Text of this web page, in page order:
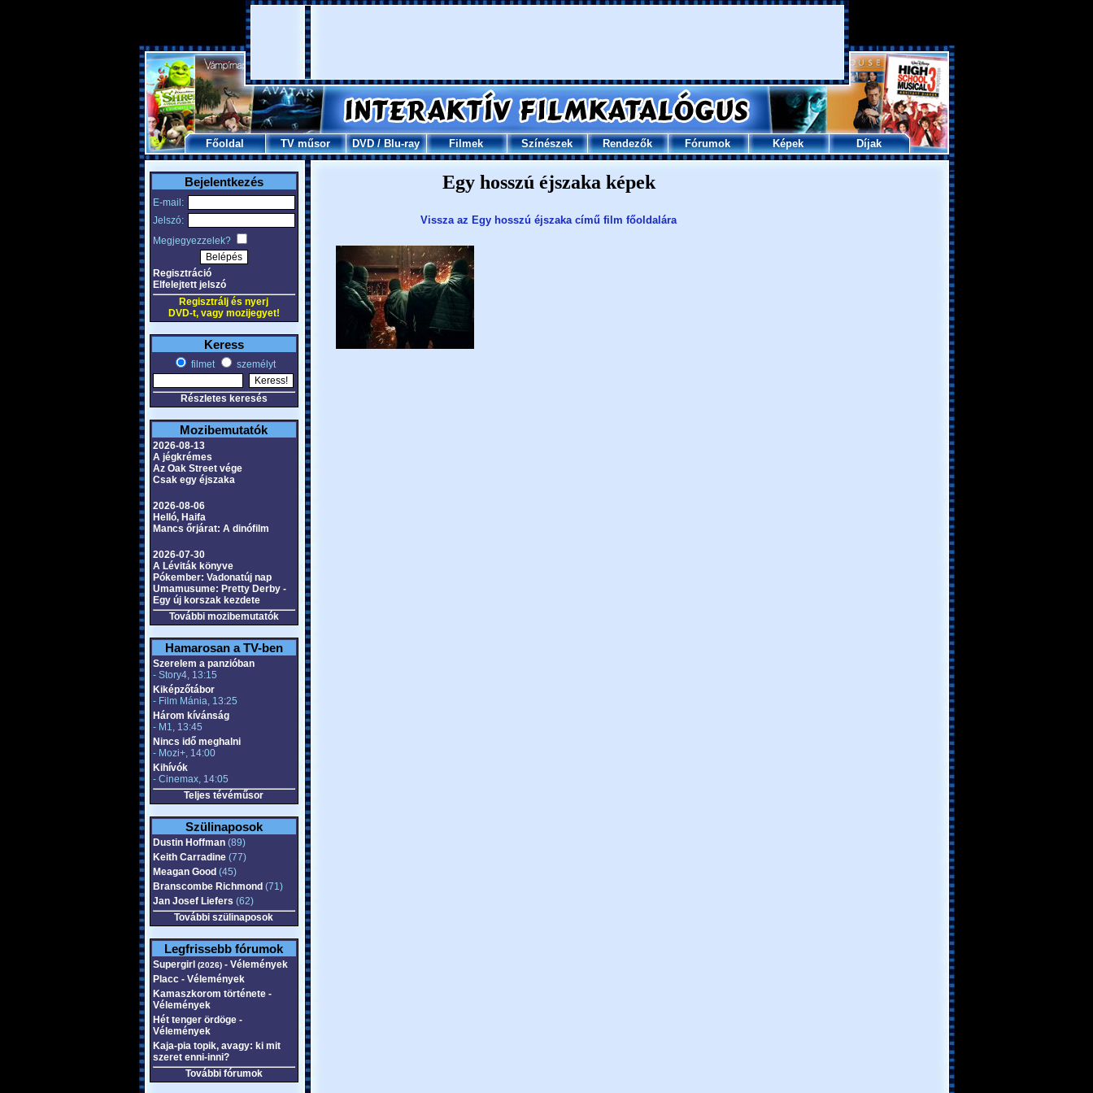
Főoldal TV műsor DVD/Blu-ray Filmek Színészek Rendezők Fórumok Képek Díjak
Bejelentkezés
E-mail:
Jelszó:
Megjegyezzelek?
Regisztráció
Elfelejtett jelszó
Regisztrálj és nyerj
DVD-t, vagy mozijegyet!
Keress
filmet személyt
Részletes keresés
Mozibemutatók
2026-08-13
A jégkrémes
Az Oak Street vége
Csak egy éjszaka
2026-08-06
Helló, Haifa
Mancs őrjárat: A dinófilm
2026-07-30
A Léviták könyve
Pókember: Vadonatúj nap
Umamusume: Pretty Derby -
Egy új korszak kezdete
További mozibemutatók
Hamarosan a TV-ben
Szerelem a panzióban
- Story4, 13:15
Kiképzőtábor
- Film Mánia, 13:25
Három kívánság
- M1, 13:45
Nincs idő meghalni
- Mozi+, 14:00
Kihívók
- Cinemax, 14:05
Teljes tévéműsor
Szülinaposok
Dustin Hoffman(89)
Keith Carradine(77)
Meagan Good (45)
Branscombe Richmond (71)
Jan Josef Liefers (62)
További szülinaposok
Legfrissebb fórumok
Supergirl (2026)- Vélemények
Placc - Vélemények
Kamaszkorom története -
Vélemények
Hét tenger ördöge -
Vélemények
Kaja-pia topik, avagy: ki mit
szeret enni-inni?
További fórumok
Egy hosszú éjszaka képek
Vissza az Egy hosszú éjszaka című film főoldalára